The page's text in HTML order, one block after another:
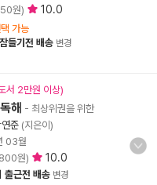
원) 10.0
가능
잠들기전 배송 변경
서 2만원 이상)
해 - 최상위권을 위한
연준 (지은이)
03월
원) 10.0
출근전 배송 변경